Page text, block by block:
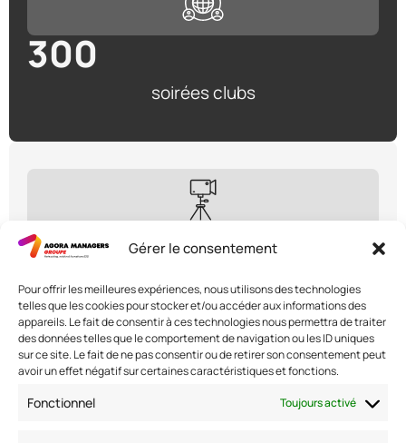
Gérer le consentement
Pour offrir les meilleures expériences, nous utilisons des technologies
telles que les cookies pour stocker et/ou accéder aux informations des
appareils. Le fait de consentir à ces technologies nous permettra de traiter
des données telles que le comportement de navigation ou les ID uniques
sur ce site. Le fait de ne pas consentir ou de retirer son consentement peut
avoir un effet négatif sur certaines caractéristiques et fonctions.
Fonctionnel Toujours activé
soirées clubs
300
émissions annuelles
1,200
Nous contacter
Adresse: 42 avenue de la Grande Armée 75017 PARIS